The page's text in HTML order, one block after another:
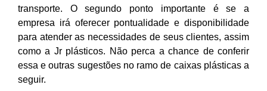
transporte. O segundo ponto importante é se a
empresa irá oferecer pontualidade e disponibilidade
para atender as necessidades de seus clientes, assim
como a Jr plásticos. Não perca a chance de conferir
essa e outras sugestões no ramo de caixas plásticas a
seguir.